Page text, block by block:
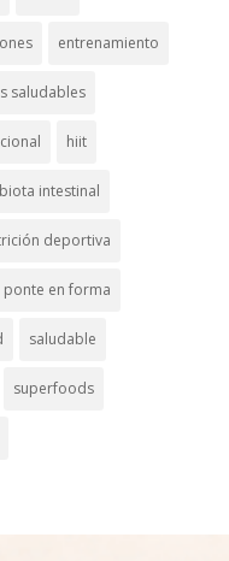
entrenamiento
saludables
hiit
intestinal
deportiva
ponte en forma
saludable
superfoods